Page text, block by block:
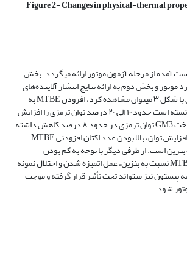
Figure 2- Changes in physical-thermal
آمده از مرحله آزمون موتور ارائه می­گردد. بخش
موتور و بخش دوم به ارائه نتایج انتشار آلاینده‌های
موتور می‌پردازد. مطابق با شکل ۳ می­توان مشاهده کرد، افزودن MTBE به
بنزین به‌طور تقریبی توانسته است حدود ۱۰ الی ۲۰ درصد توان ترمزی را افزایش
دهد. تنها در نمونه سوخت GM3 توان ترمزی در حدود ۸ درصد کاهش داشته
است. یکی از دلایل این افزایش توان، بالا بودن عدد اکتان افزودنی MTBE
است. از طرفی دیگر با توجه به کم بودن
ویسکوزیته افزودنی MTBE نسبت به بنزین، عمل اتمیزه شدن و اختلال نمونه
نیز می­تواند تحت تأثیر قرار گرفته و موجب
شود.